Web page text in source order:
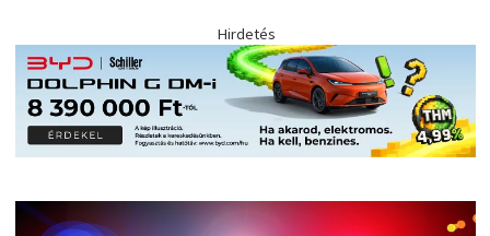
Hirdetés